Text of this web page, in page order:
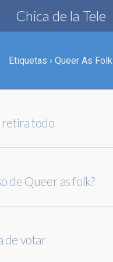
Chica de la Tele
Etiquetas › Queer As Folk
todo
de Queer as folk?
de votar